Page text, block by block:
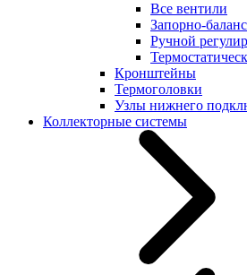
Все вентили
Запорно-
Ручной
Кронштейны
Термоголовки
Узлы нижнего
Коллекторные системы